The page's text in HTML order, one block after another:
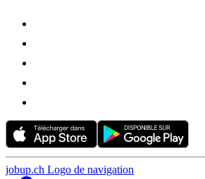
jobup.ch Logo de navigation